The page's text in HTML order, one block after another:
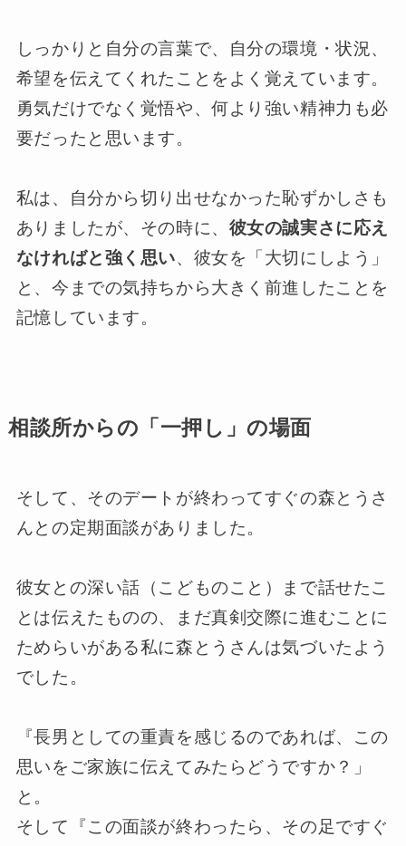
しっかりと自分の言葉で、自分の環境・状況、
希望を伝えてくれたことをよく覚えています。
勇気だけでなく覚悟や、何より強い精神力も必
要だったと思います。
私は、自分から切り出せなかった恥ずかしさも
ありましたが、その時に、 彼女の誠実さに応え
なければと強く思い、彼女を「大切にしよう」
と、今までの気持ちから大きく前進したことを
記憶しています。
相談所からの「一押し」の場面
そして、そのデートが終わってすぐの森とうさ
んとの定期面談がありました。
彼女との深い話（こどものこと）まで話せたこ
とは伝えたものの、まだ真剣交際に進むことに
ためらいがある私に森とうさんは気づいたよう
でした。
『長男としての重責を感じるのであれば、この
思いをご家族に伝えてみたらどうですか？」
と。
そして『この面談が終わったら、その足ですぐ